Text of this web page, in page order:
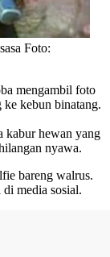
Foto:
mengambil foto
ke kebun binatang.
kabur hewan yang
nyawa.
bareng walrus.
media sosial.